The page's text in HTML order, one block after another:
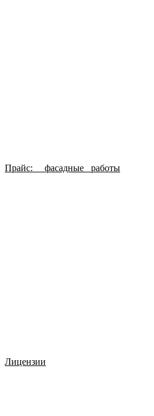
Прайс: фасадные работы
Лицензии